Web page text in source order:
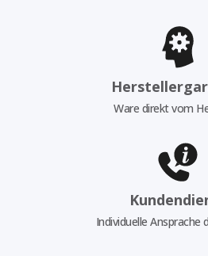
Ware direkt vom
Individuelle Ansprache